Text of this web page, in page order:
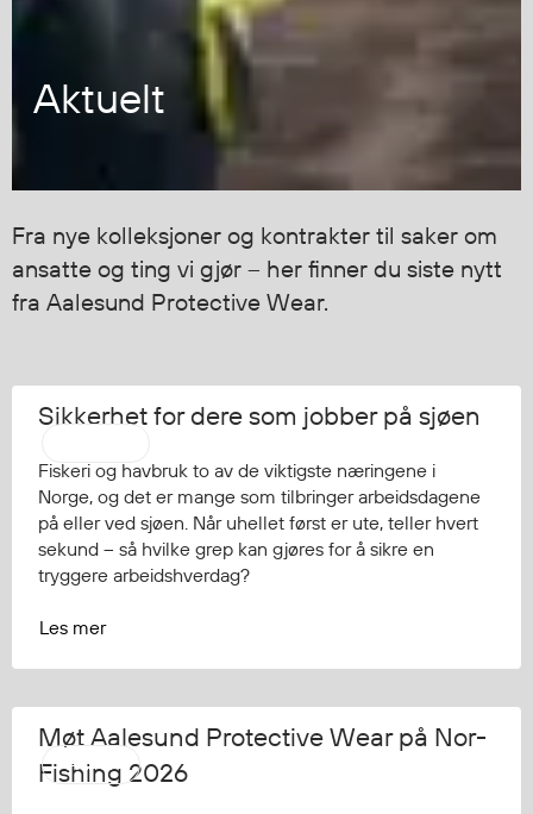
Frakker
Mellomlag
Selebukser
Kjeledresser
Shortser
Tilbehør
Verneutstyr
Hodevern
Førstehjelp
Øye- og ansiktsvern
Åndedrettsvern
Korttidsdresser
Hansker
Aktuelt
Fra nye kolleksjoner og kontrakter til saker om
ansatte og ting vi gjør – her finner du siste nytt
fra Aalesund Protective Wear.
Sikkerhet for dere som jobber på sjøen
Fiskeri og havbruk to av de viktigste næringene i
Norge, og det er mange som tilbringer arbeidsdagene
på eller ved sjøen. Når uhellet først er ute, teller hvert
sekund – så hvilke grep kan gjøres for å sikre en
tryggere arbeidshverdag?
Les mer
Møt Aalesund Protective Wear på Nor-
Fishing 2026
AAPW